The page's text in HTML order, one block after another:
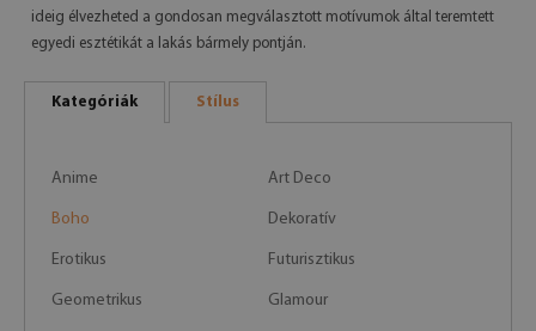
ideig élvezheted a gondosan megválasztott motívumok által teremtett
egyedi esztétikát a lakás bármely pontján.
Kategóriák Stílus
Anime Art Deco
Boho Dekoratív
Erotikus Futurisztikus
Geometrikus Glamour